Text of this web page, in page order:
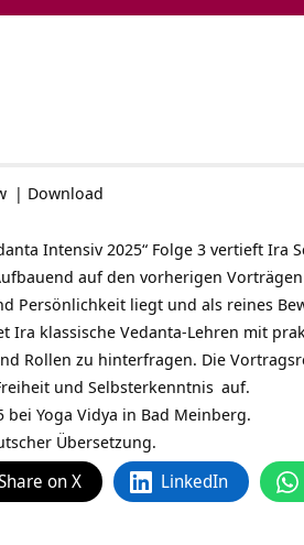
| Download
Intensiv 2025“ Folge 3 vertieft Ira
auf den vorherigen
Persönlichkeit liegt und als reines
Ira klassische Vedanta-Lehren mit
Rollen zu hinterfragen. Die
und Selbsterkenntnis auf.
Yoga Vidya in Bad Meinberg.
Übersetzung.
on X LinkedIn